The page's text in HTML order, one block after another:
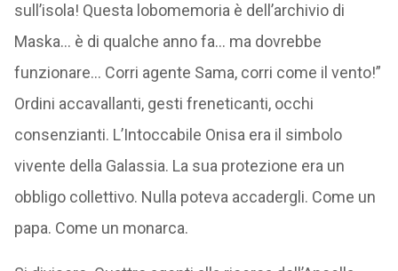
sull’isola! Questa lobomemoria è dell’archivio di
Maska… è di qualche anno fa… ma dovrebbe
funzionare… Corri agente Sama, corri come il vento!”
Ordini accavallanti, gesti freneticanti, occhi
consenzianti. L’Intoccabile Onisa era il simbolo
vivente della Galassia. La sua protezione era un
obbligo collettivo. Nulla poteva accadergli. Come un
papa. Come un monarca.